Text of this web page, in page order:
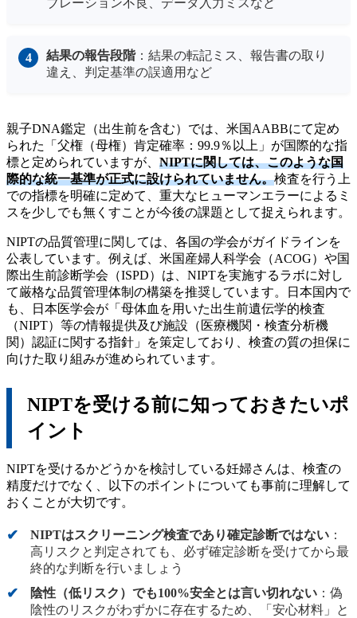
ブレーション不良、データ入力ミスなど
結果の報告段階：結果の転記ミス、報告書の取り
違え、判定基準の誤適用など
親子DNA鑑定（出生前を含む）では、米国AABBにて定め
られた「父権（母権）肯定確率：99.9％以上」が国際的な指
標と定められていますが、 NIPTに関しては、このような国
際的な統一基準が正式に設けられていません。検査を行う上
での指標を明確に定めて、重大なヒューマンエラーによるミ
スを少しでも無くすことが今後の課題として捉えられます。
NIPTの品質管理に関しては、各国の学会がガイドラインを
公表しています。例えば、米国産婦人科学会（ACOG）や国
際出生前診断学会（ISPD）は、NIPTを実施するラボに対し
て厳格な品質管理体制の構築を推奨しています。日本国内で
も、日本医学会が「母体血を用いた出生前遺伝学的検査
（NIPT）等の情報提供及び施設（医療機関・検査分析機
関）認証に関する指針」を策定しており、検査の質の担保に
向けた取り組みが進められています。
NIPTを受ける前に知っておきたいポ
イント
NIPTを受けるかどうかを検討している妊婦さんは、検査の
精度だけでなく、以下のポイントについても事前に理解して
おくことが大切です。
NIPTはスクリーニング検査であり確定診断ではない ：
高リスクと判定されても、必ず確定診断を受けてから最
終的な判断を行いましょう
陰性（低リスク）でも100%安全とは言い切れない ：偽
陰性のリスクがわずかに存在するため、「安心材料」と